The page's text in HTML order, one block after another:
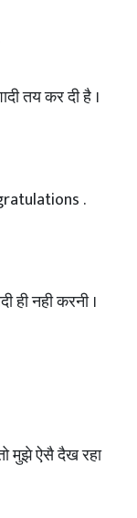
तय कर दी है ।
.
नही करनी ।
मुझे ऐसै दैख रहा